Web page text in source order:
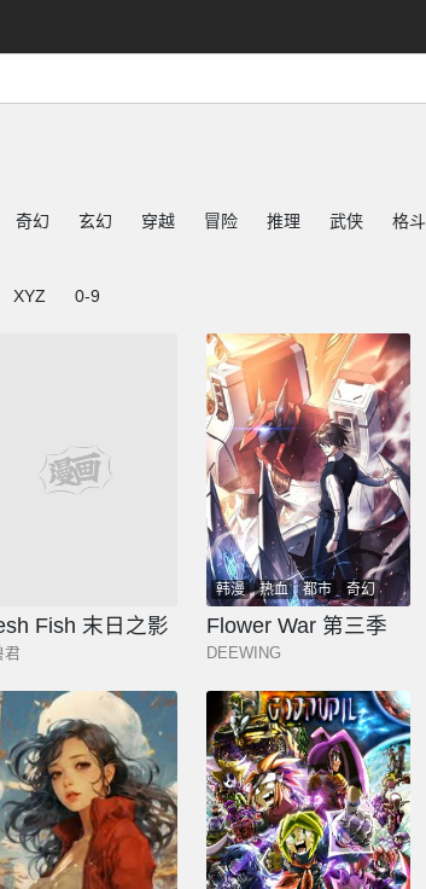
奇幻 玄幻 穿越 冒险 推理 武侠 格斗
XYZ 0-9
Fish 末日之影
君
韩漫 热血 都市
奇幻
少年
玄幻
Flower War 第三季
DEEWING